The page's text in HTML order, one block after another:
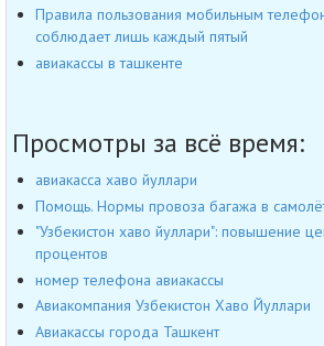
Правила пользования мобильным
соблюдает лишь каждый пятый
авиакассы в ташкенте
Просмотры за всё время:
авиакасса хаво йуллари
Помощь. Нормы провоза багажа в
"Узбекистон хаво йуллари": повышение
процентов
номер телефона авиакассы
Авиакомпания Узбекистон Хаво Йуллари
Авиакассы города Ташкент